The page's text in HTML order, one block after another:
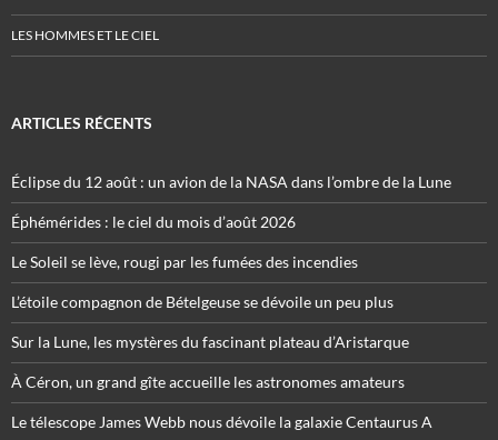
LES HOMMES ET LE CIEL
ARTICLES RÉCENTS
Éclipse du 12 août : un avion de la NASA dans l’ombre de la Lune
Éphémérides : le ciel du mois d’août 2026
Le Soleil se lève, rougi par les fumées des incendies
L’étoile compagnon de Bételgeuse se dévoile un peu plus
Sur la Lune, les mystères du fascinant plateau d’Aristarque
À Céron, un grand gîte accueille les astronomes amateurs
Le télescope James Webb nous dévoile la galaxie Centaurus A